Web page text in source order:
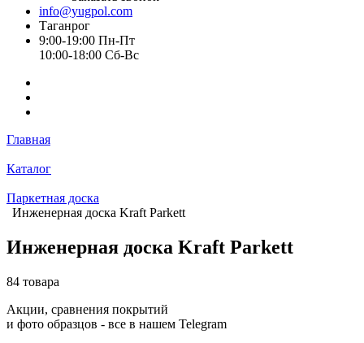
info@yugpol.com
Таганрог
9:00-19:00 Пн-Пт
10:00-18:00 Cб-Вс
Главная
Каталог
Паркетная доска
Инженерная доска Kraft Parkett
Инженерная доска Kraft Parkett
84 товара
Акции, сравнения покрытий
и фото образцов - все в нашем Telegram